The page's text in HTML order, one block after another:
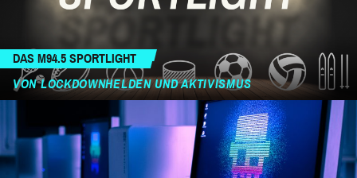
DAS M94.5 SPORTLIGHT
VON LOCKDOWNHELDEN UND AKTIVISMUS